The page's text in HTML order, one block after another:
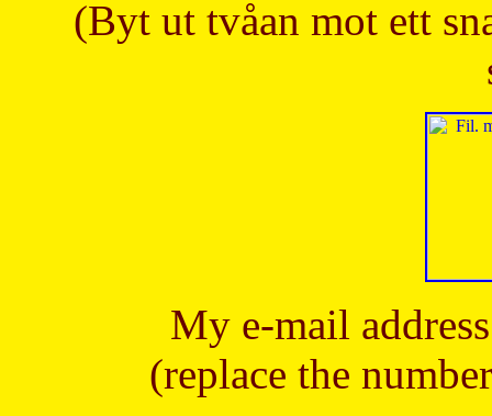
(Byt ut tvåan mot ett
My e-mail
(replace the